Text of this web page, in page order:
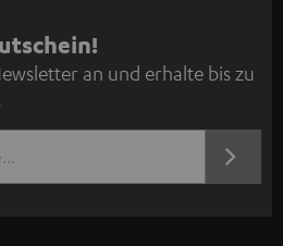
an und erhalte bis zu
JETZT